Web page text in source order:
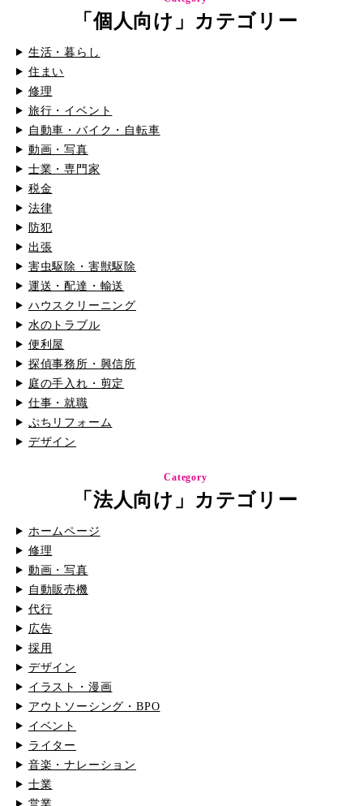
「個人向け」カテゴリー
生活・暮らし
住まい
修理
旅行・イベント
自動車・バイク・自転車
動画・写真
士業・専門家
税金
法律
防犯
出張
害虫駆除・害獣駆除
運送・配達・輸送
ハウスクリーニング
水のトラブル
便利屋
探偵事務所・興信所
庭の手入れ・剪定
仕事・就職
ぷちリフォーム
デザイン
Category
「法人向け」カテゴリー
ホームページ
修理
動画・写真
自動販売機
代行
広告
採用
デザイン
イラスト・漫画
アウトソーシング・BPO
イベント
ライター
音楽・ナレーション
士業